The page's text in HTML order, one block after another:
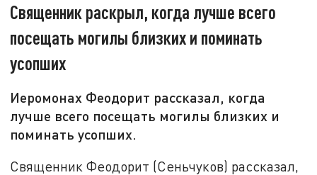
Священник раскрыл, когда лучше всего
посещать могилы близких и поминать
усопших
Иеромонах Феодорит рассказал, когда
лучше всего посещать могилы близких и
поминать усопших.
Священник Феодорит (Сеньчуков) рассказал,